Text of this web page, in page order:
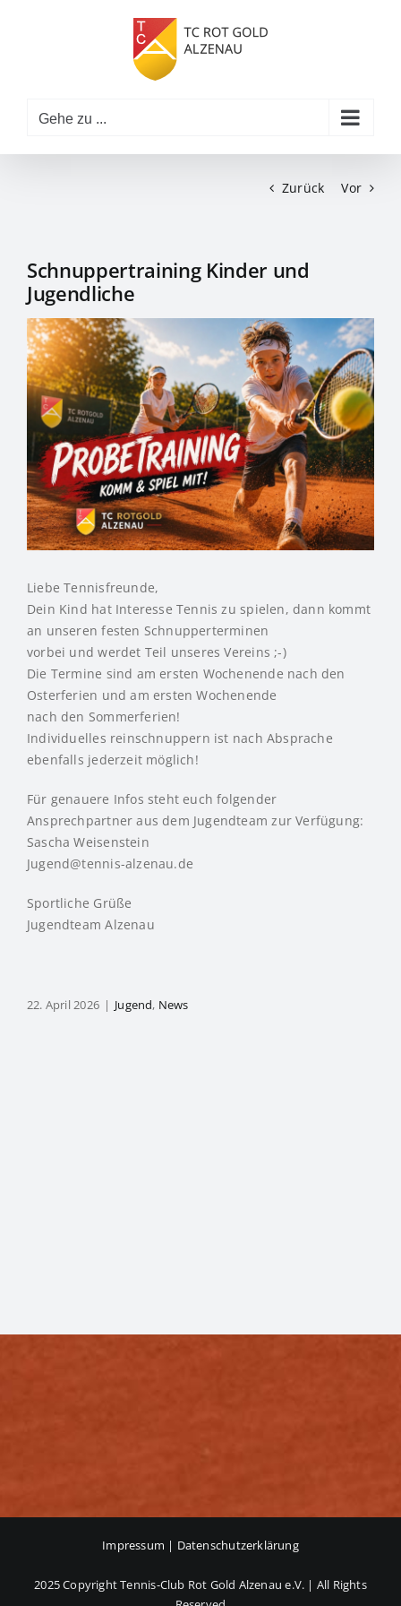
Gehe zu ...
Zurück Vor
Schnuppertraining Kinder und
Jugendliche
Zeige
grösseres
Bild
Liebe Tennisfreunde,
Dein Kind hat Interesse Tennis zu spielen, dann kommt
an unseren festen Schnupperterminen
vorbei und werdet Teil unseres Vereins ;-)
Die Termine sind am ersten Wochenende nach den
Osterferien und am ersten Wochenende
nach den Sommerferien!
Individuelles reinschnuppern ist nach Absprache
ebenfalls jederzeit möglich!
Für genauere Infos steht euch folgender
Ansprechpartner aus dem Jugendteam zur Verfügung:
Sascha Weisenstein
Jugend@tennis-alzenau.de
Sportliche Grüße
Jugendteam Alzenau
22. April 2026 | Jugend, News
Impressum | Datenschutzerklärung
2025 Copyright Tennis-Club Rot Gold Alzenau e.V. | All Rights